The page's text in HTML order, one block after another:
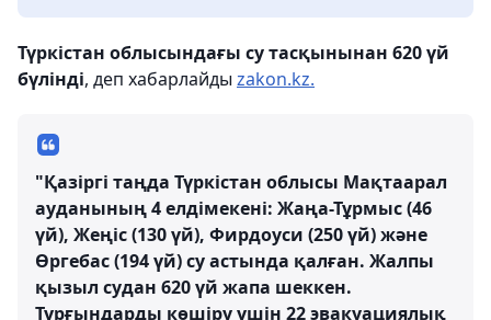
Түркістан облысындағы су тасқынынан 620 үй
бүлінді, деп хабарлайды zakon.kz.
"Қазіргі таңда Түркістан облысы Мақтаарал
ауданының 4 елдімекені: Жаңа-Тұрмыс (46
үй), Жеңіс (130 үй), Фирдоуси (250 үй) және
Өргебас (194 үй) су астында қалған. Жалпы
қызыл судан 620 үй жапа шеккен.
Тұрғындарды көшіру үшін 22 эвакуациялық